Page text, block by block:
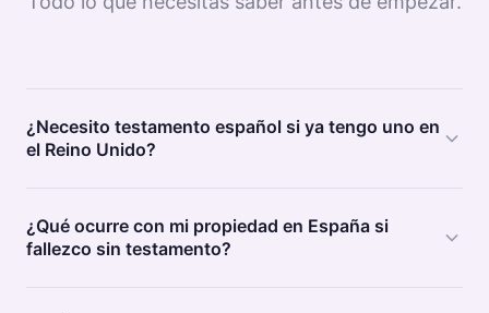
¿Necesito testamento español si ya tengo uno en
el Reino Unido?
¿Qué ocurre con mi propiedad en España si
fallezco sin testamento?